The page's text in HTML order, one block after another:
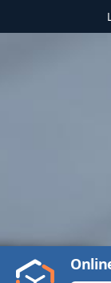
Video
Play